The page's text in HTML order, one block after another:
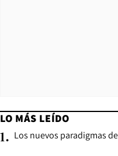
LO MÁS LEÍDO
1. Los nuevos paradigmas